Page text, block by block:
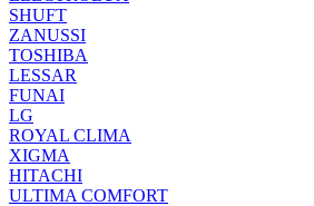
SHUFT
ZANUSSI
TOSHIBA
LESSAR
FUNAI
LG
ROYAL CLIMA
XIGMA
HITACHI
ULTIMA COMFORT